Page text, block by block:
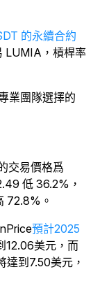
的永續合約
LUMIA，槓桿率
業團隊選擇的
交易價格爲
低 36.2%，
72.8%。
預計2025
12.06美元，而
到7.50美元，